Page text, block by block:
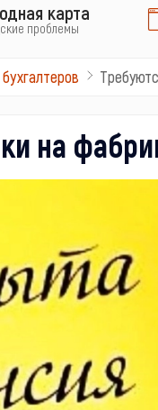
карта
проблемы
на